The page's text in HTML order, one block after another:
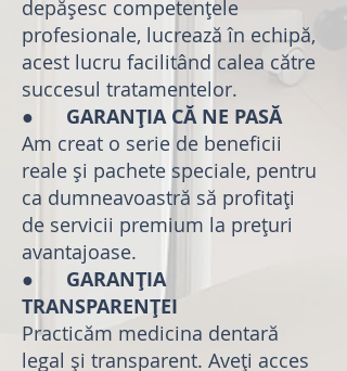
depășesc competențele
profesionale, lucrează în echipă,
acest lucru facilitând calea către
succesul tratamentelor.
● GARANȚIA CĂ NE PASĂ
Am creat o serie de beneficii
reale și pachete speciale, pentru
ca dumneavoastră să profitați
de servicii premium la prețuri
avantajoase.
●
GARANȚIA
TRANSPARENȚEI
Practicăm medicina dentară
legal și transparent. Aveți acces